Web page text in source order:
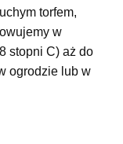
torfem,
w
stopni C) aż do
ogrodzie lub w